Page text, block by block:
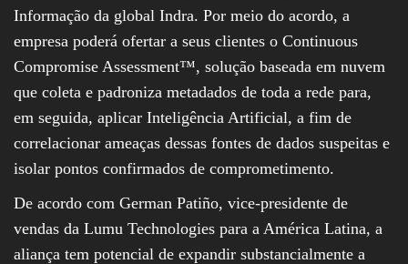
Informação da global Indra. Por meio do acordo, a
empresa poderá ofertar a seus clientes o Continuous
Compromise Assessment™, solução baseada em nuvem
que coleta e padroniza metadados de toda a rede para,
em seguida, aplicar Inteligência Artificial, a fim de
correlacionar ameaças dessas fontes de dados suspeitas e
isolar pontos confirmados de comprometimento.
De acordo com German Patiño, vice-presidente de
vendas da Lumu Technologies para a América Latina, a
aliança tem potencial de expandir substancialmente a